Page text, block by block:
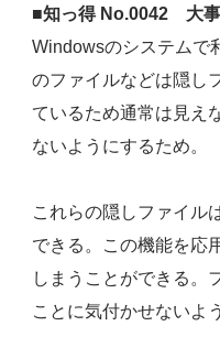
■知っ得 No.0042 大
Windowsのシステムで
のファイルなどは隠し
ているため通常は見え
ないようにするため。
これらの隠しファイル
できる。この機能を応
しまうことができる。
ことに気付かせないよ